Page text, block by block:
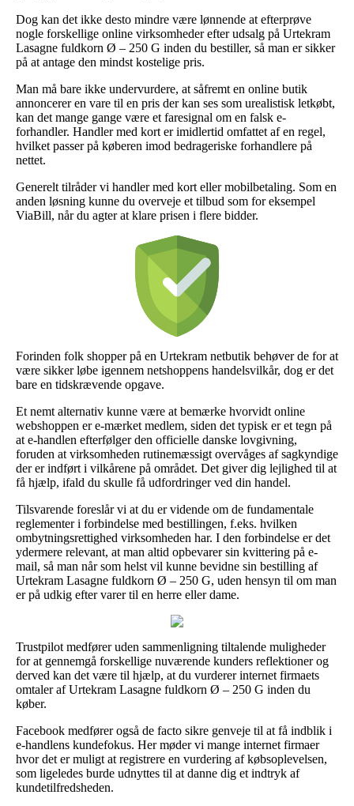
Dog kan det ikke desto mindre være lønnende at efterprøve
nogle forskellige online virksomheder efter udsalg på Urtekram
Lasagne fuldkorn Ø – 250 G inden du bestiller, så man er sikker
på at antage den mindst kostelige pris.
Man må bare ikke undervurdere, at såfremt en online butik
annoncerer en vare til en pris der kan ses som urealistisk letkøbt,
kan det mange gange være et faresignal om en falsk e-
forhandler. Handler med kort er imidlertid omfattet af en regel,
hvilket passer på køberen imod bedrageriske forhandlere på
nettet.
Generelt tilråder vi handler med kort eller mobilbetaling. Som en
anden løsning kunne du overveje et tilbud som for eksempel
ViaBill, når du agter at klare prisen i flere bidder.
Forinden folk shopper på en Urtekram netbutik behøver de for at
være sikker løbe igennem netshoppens handelsvilkår, dog er det
bare en tidskrævende opgave.
Et nemt alternativ kunne være at bemærke hvorvidt online
webshoppen er e-mærket medlem, siden det typisk er et tegn på
at e-handlen efterfølger den officielle danske lovgivning,
foruden at virksomheden rutinemæssigt overvåges af sagkyndige
der er indført i vilkårene på området. Det giver dig lejlighed til at
få hjælp, ifald du skulle få udfordringer ved din handel.
Tilsvarende foreslår vi at du er vidende om de fundamentale
reglementer i forbindelse med bestillingen, f.eks. hvilken
ombytningsrettighed virksomheden har. I den forbindelse er det
ydermere relevant, at man altid opbevarer sin kvittering på e-
mail, så man når som helst vil kunne bevidne sin bestilling af
Urtekram Lasagne fuldkorn Ø – 250 G, uden hensyn til om man
er på udkig efter varer til en herre eller dame.
Trustpilot medfører uden sammenligning tiltalende muligheder
for at gennemgå forskellige nuværende kunders reflektioner og
derved kan det være til hjælp, at du vurderer internet firmaets
omtaler af Urtekram Lasagne fuldkorn Ø – 250 G inden du
køber.
Facebook medfører også de facto sikre genveje til at få indblik i
e-handlens kundefokus. Her møder vi mange internet firmaer
hvor det er muligt at registrere en vurdering af købsoplevelsen,
som ligeledes burde udnyttes til at danne dig et indtryk af
kundetilfredsheden.